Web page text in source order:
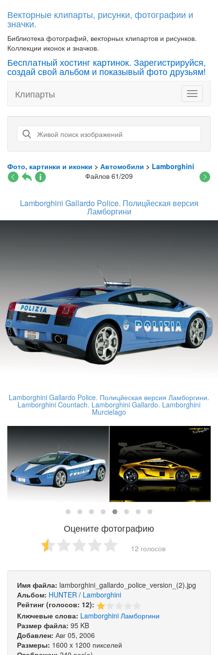
Векторные клипарты, рисунки, фотографии и
значки.
Библиотека фотографий, векторных клипартов и рисунков.
Коллекции иконок и значков.
Бесплатный хостинг картинок. Зарегистрируйся,
создай свой альбом и показывый фото друзьям!
Toggle
Клипарты
Фото, картинки и иконки > Автомобили > Lamborghini
Файлов 61/209
Lamborghini Gallardo Police. Полицйеская версия
Ламборгини
Lamborghini Gallardo Police. Полицйеская версия Ламборгини.
Lamborghini Countach. Lamborghini Gallardo. Lamborghini
Murcielago
Оцените фотографию
12 голосов
Имя файла: lamborghini_gallardo_police_version_(2).jpg
Альбом: HUNTER / Lamborghini
Рейтинг (голосов: 12):
Ключевые слова: Lamborghini Ламборгини
Размер файла: 95 KB
Добавлен: Авг 05, 2006
Размеры: 1600 x 1200 пикселей